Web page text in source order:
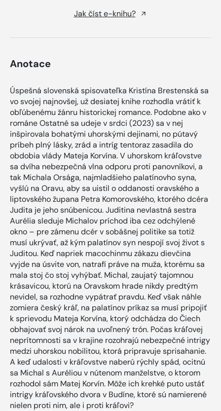
Jak číst e-knihu?
Anotace
Úspešná slovenská spisovateľka Kristína Brestenská sa
vo svojej najnovšej, už desiatej knihe rozhodla vrátiť k
obľúbenému žánru historickej romance. Podobne ako v
románe Ostatné sa udeje v srdci (2023) sa v nej
inšpirovala bohatými uhorskými dejinami, no pútavý
príbeh plný lásky, zrád a intríg tentoraz zasadila do
obdobia vlády Mateja Korvína. V uhorskom kráľovstve
sa dvíha nebezpečná vlna odporu proti panovníkovi, a
tak Michala Orsága, najmladšieho palatínovho syna,
vyšlú na Oravu, aby sa uistil o oddanosti oravského a
liptovského župana Petra Komorovského, ktorého dcéra
Judita je jeho snúbenicou. Juditina nevlastná sestra
Aurélia sleduje Michalov príchod iba cez odchýlené
okno – pre zámenu dcér v sobášnej politike sa totiž
musí ukrývať, až kým palatínov syn nespojí svoj život s
Juditou. Keď napriek macochinmu zákazu dievčina
vyjde na úsvite von, natrafí práve na muža, ktorému sa
mala stoj čo stoj vyhýbať. Michal, zaujatý tajomnou
krásavicou, ktorú na Oravskom hrade nikdy predtým
nevidel, sa rozhodne vypátrať pravdu. Keď však náhle
zomiera český kráľ, na palatínov príkaz sa musí pripojiť
k sprievodu Mateja Korvína, ktorý odchádza do Čiech
obhajovať svoj nárok na uvoľnený trón. Počas kráľovej
neprítomnosti sa v krajine rozohrajú nebezpečné intrigy
medzi uhorskou nobilitou, ktorá pripravuje sprisahanie.
A keď udalosti v kráľovstve naberú rýchly spád, ocitnú
sa Michal s Auréliou v nútenom manželstve, o ktorom
rozhodol sám Matej Korvín. Môže ich krehké puto ustáť
intrigy kráľovského dvora v Budíne, ktoré sú namierené
nielen proti nim, ale i proti kráľovi?